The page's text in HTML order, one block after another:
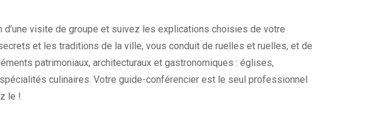
d’une visite de groupe et suivez les explications choisies de votre
et les traditions de la ville, vous conduit de ruelles et ruelles, et de
patrimoniaux, architecturaux et gastronomiques : églises,
culinaires. Votre guide-conférencier est le seul professionnel
le !